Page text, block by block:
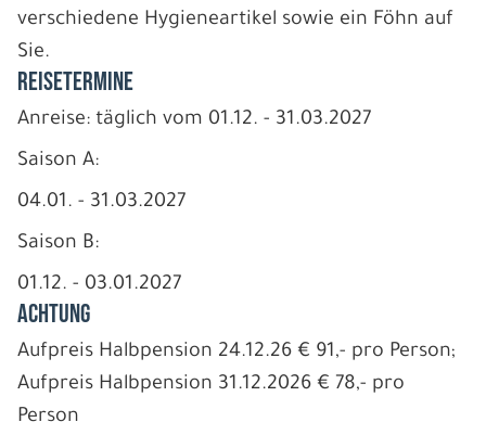
verschiedene Hygieneartikel sowie ein Föhn auf
Sie.
REISETERMINE
Anreise: täglich vom 01.12. - 31.03.2027
Saison A:
04.01. - 31.03.2027
Saison B:
01.12. - 03.01.2027
ACHTUNG
Aufpreis Halbpension 24.12.26 € 91,- pro Person;
Aufpreis Halbpension 31.12.2026 € 78,- pro
Person